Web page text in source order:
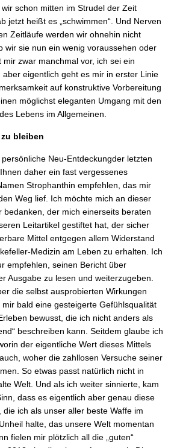
schon mitten im Strudel der Zeit
jetzt heißt es „schwimmen“. Und Nerven
Zeitläufe werden wir ohnehin nicht
wir sie nun ein wenig voraussehen oder
zwar manchmal vor, ich sei ein
aber eigentlich geht es mir in erster Linie
auf konstruktive Vorbereitung
möglichst eleganten Umgang mit den
Lebens im Allgemeinen.
bleiben
Neu-Entdeckungder letzten
daher ein fast vergessenes
Strophanthin empfehlen, das mir
Weg lief. Ich möchte mich an dieser
bedanken, der mich einerseits beraten
Leitartikel gestiftet hat, der sicher
Mittel entgegen allem Widerstand
Medizin am Leben zu erhalten. Ich
empfehlen, seinen Bericht über
Ausgabe zu lesen und weiterzugeben.
die selbst ausprobierten Wirkungen
bald eine gesteigerte Gefühlsqualität
bewusst, die ich nicht anders als
beschreiben kann. Seitdem glaube ich
der eigentliche Wert dieses Mittels
woher die zahllosen Versuche seiner
So etwas passt natürlich nicht in
Welt. Und als ich weiter sinnierte, kam
dass es eigentlich aber genau diese
die ich als unser aller beste Waffe im
halte, das unsere Welt momentan
fielen mir plötzlich all die „guten“